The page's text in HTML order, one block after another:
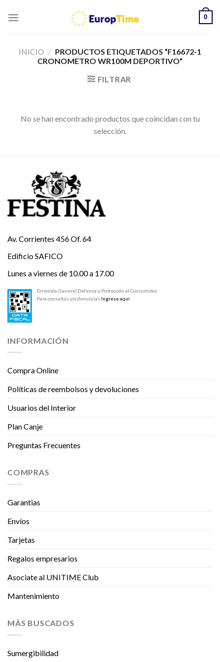
0
INICIO / PRODUCTOS ETIQUETADOS “F16672-1
CRONOMETRO WR100M DEPORTIVO”
FILTRAR
No se han encontrado productos que coincidan con tu
selección.
Av. Corrientes 456 Of. 64
Edificio SAFICO
Lunes a viernes de 10.00 a 17.00
Dirección General Defensa y Protección al Consumidor.
Para consultas y/o denuncias Ingrese aquí
INFORMACIÓN
Compra Online
Políticas de reembolsos y devoluciones
Usuarios del Interior
Plan Canje
Preguntas Frecuentes
COMPRAS
Garantias
Envíos
Tarjetas
Regalos empresarios
Asociate al UNITIME Club
Mantenimiento
MÁS BUSCADOS
Sumergibilidad